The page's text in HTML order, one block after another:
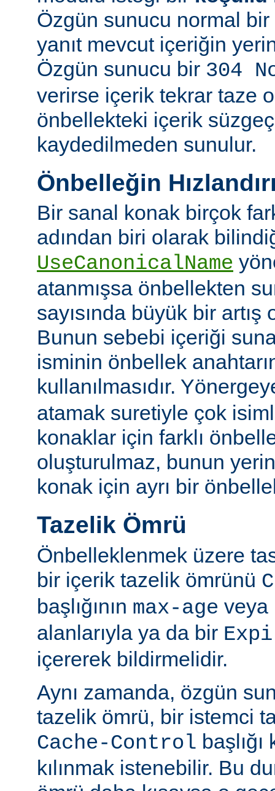
Özgün sunucu normal bir
yanıt mevcut içeriğin
Özgün sunucu bir 304
verirse içerik tekrar taze
önbellekteki içerik
kaydedilmeden sunulur.
Önbelleğin
Bir sanal konak birçok
adından biri olarak
UseCanonicalName
atanmışsa önbellekten
sayısında büyük bir
Bunun sebebi içeriği
isminin önbellek
kullanılmasıdır.
atamak suretiyle çok
konaklar için farklı
oluşturulmaz, bunun
konak için ayrı bir
Tazelik Ömrü
Önbelleklenmek üzere
bir içerik tazelik ömrünü
başlığının max-age veya
alanlarıyla ya da bir
içererek bildirmelidir.
Aynı zamanda, özgün
tazelik ömrü, bir istemci
Cache-Control
kılınmak istenebilir. Bu